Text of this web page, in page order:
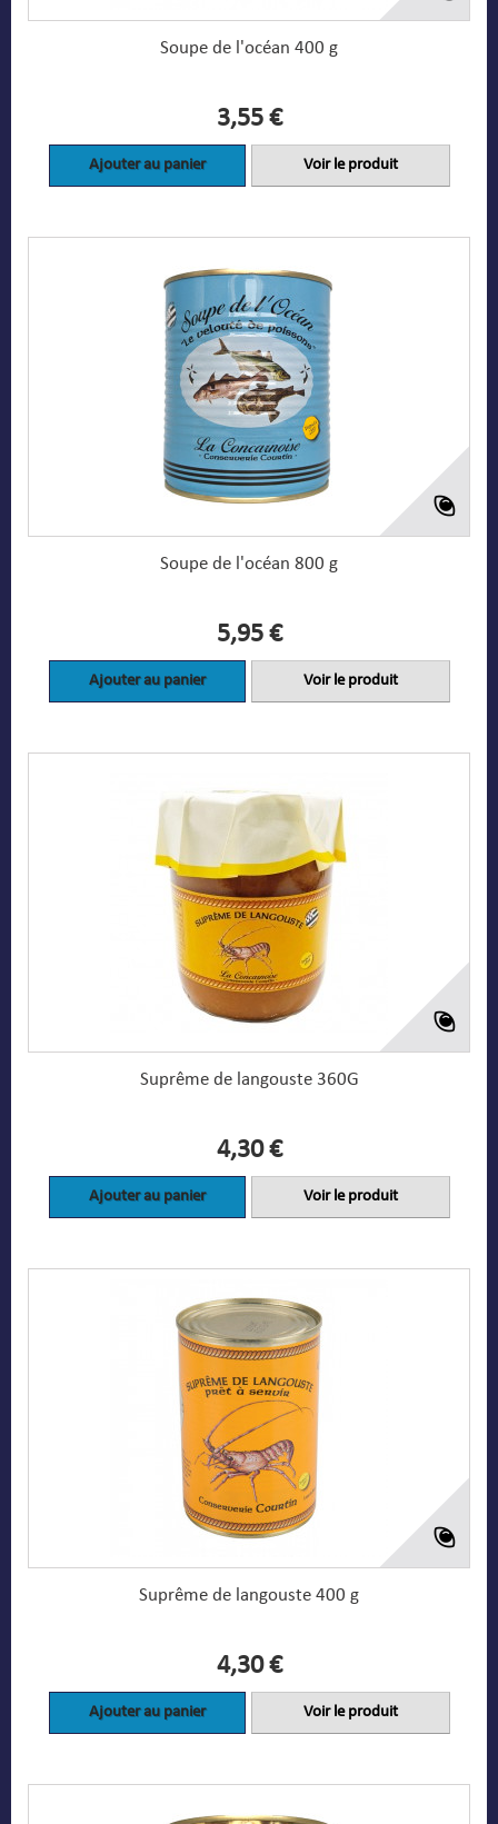
Soupe de l'océan 400 g
3,55 €
Ajouter au panier Voir le produit
Soupe de l'océan 800 g
5,95 €
Ajouter au panier Voir le produit
Suprême de langouste 360G
4,30 €
Ajouter au panier Voir le produit
Suprême de langouste 400 g
4,30 €
Ajouter au panier Voir le produit